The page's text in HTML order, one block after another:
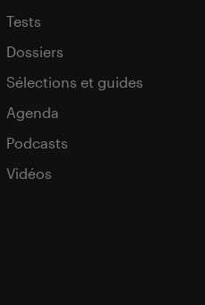
Tests
Dossiers
Sélections et guides
Agenda
Podcasts
Vidéos